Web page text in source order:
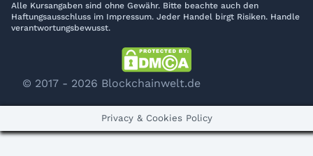
Alle Kursangaben sind ohne Gewähr. Bitte beachte auch den
Haftungsausschluss im Impressum. Jeder Handel birgt Risiken. Handle
verantwortungsbewusst.
© 2017 - 2026 Blockchainwelt.de
Privacy & Cookies Policy